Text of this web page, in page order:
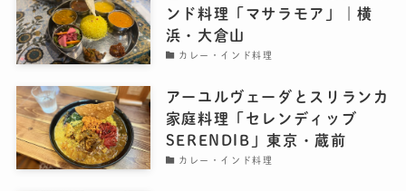
ンド料理「マサラモア」｜横
浜・大倉山
カレー・インド料理
アーユルヴェーダとスリランカ
家庭料理「セレンディッブ
SERENDIB」東京・蔵前
カレー・インド料理